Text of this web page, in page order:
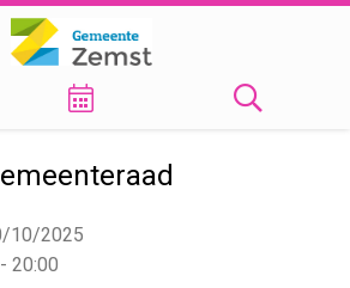
10/2025
20:00